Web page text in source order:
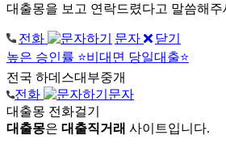
대출몽을 보고 연락드렸다고 말씀해주
전화 문자
닫기
높은 승인률 ⭐비대면 당일대출⭐
전국 하데스대부중개
전화
문자
대출몽 전화걸기
대출몽은 대출직거래 사이트입니다.